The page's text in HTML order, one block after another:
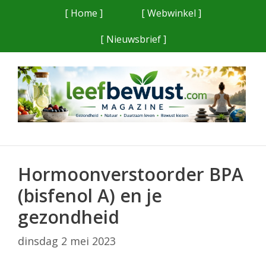
[ Home ]
[ Webwinkel ]
[ Nieuwsbrief ]
Hormoonverstoorder BPA
(bisfenol A) en je
gezondheid
dinsdag 2 mei 2023